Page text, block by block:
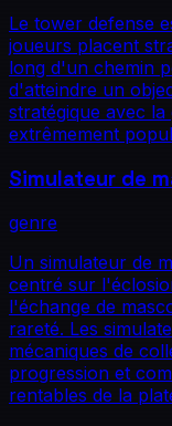
Le tower defense
joueurs placent
long d'un chemin
d'atteindre un
stratégique avec
extrêmement
Simulateur de
genre
Un simulateur de
centré sur
l'échange de
rareté. Les
mécaniques de
progression et
rentables de la